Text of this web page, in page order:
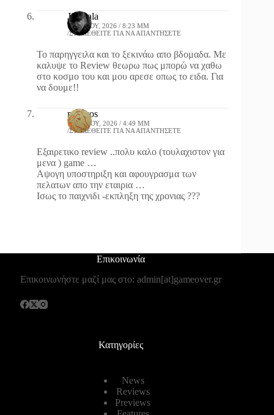
JimBala
16 ΜΑΪ́ΟΥ, 2026 / 8:23 ΜΜ
ΣΥΝΔΕΘΕΊΤΕ ΓΙΑ ΝΑ ΑΠΑΝΤΉΣΕΤΕ
Το παρηγγειλα και το ξεκινάω απο βδομαδα. Με
καλυψε το Review θεωρω πως μπορώ να χαθω
στο κοσμο του και μου αρεσε οπως το ειδα. Για
να δουμε!!
molivos
7 ΙΟΥΛΊΟΥ, 2026 / 4:49 ΜΜ
ΣΥΝΔΕΘΕΊΤΕ ΓΙΑ ΝΑ ΑΠΑΝΤΉΣΕΤΕ
Εξαιρετικο review ..πολυ καλο (τουλαχιστον για
μενα ) game …
Αψογη υποστηριξη και αφουγρασμα των
πελατων απο την εταιρια …
Ισως το παιχνιδι -εκπληξη της χρονιας ???
Επικοινωνία
Επικοινωνήστε μαζί μας στο: admin[at]gameover.gr
Κατηγορίες
News
Reviews
Previews